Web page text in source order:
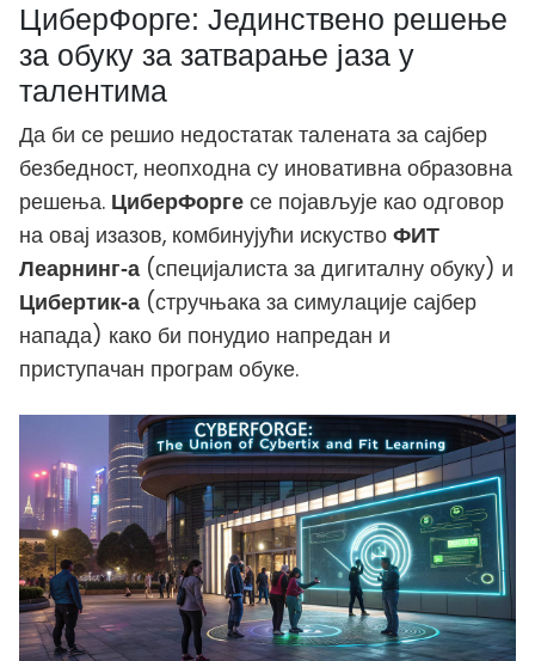
ЦиберФорге: Јединствено решење
за обуку за затварање јаза у
талентима
Да би се решио недостатак талената за сајбер
безбедност, неопходна су иновативна образовна
решења. ЦиберФорге се појављује као одговор
на овај изазов, комбинујући искуство ФИТ
Леарнинг-а (специјалиста за дигиталну обуку) и
Цибертик-а (стручњака за симулације сајбер
напада) како би понудио напредан и
приступачан програм обуке.